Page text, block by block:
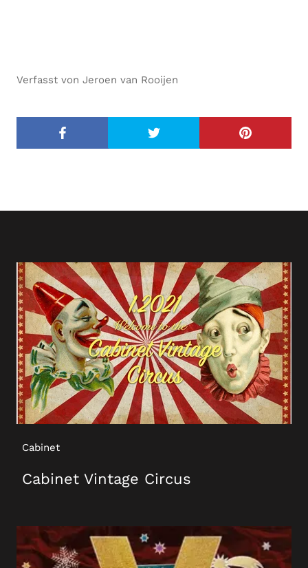
Verfasst von Jeroen van Rooijen
Cabinet
Cabinet Vintage Circus